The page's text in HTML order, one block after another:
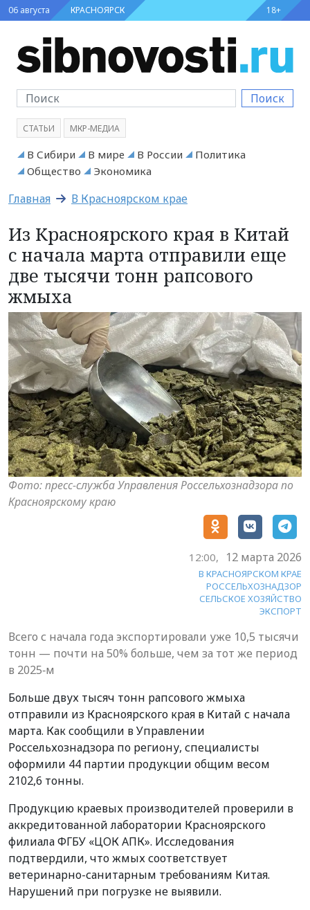
06 августа КРАСНОЯРСК 18+
Поиск
СТАТЬИ МКР-МЕДИА
В Сибири В мире В России
Политика
Общество
Экономика
Главная В Красноярском крае
Из Красноярского края в Китай
с начала марта отправили еще
две тысячи тонн рапсового
жмыха
Фото: пресс-служба Управления Россельхознадзора по
Красноярскому краю
12:00, 12 марта 2026
В КРАСНОЯРСКОМ КРАЕ
РОССЕЛЬХОЗНАДЗОР
СЕЛЬСКОЕ ХОЗЯЙСТВО
ЭКСПОРТ
Всего с начала года экспортировали уже 10,5 тысячи
тонн — почти на 50% больше, чем за тот же период
в 2025‑м
Больше двух тысяч тонн рапсового жмыха
отправили из Красноярского края в Китай с начала
марта. Как сообщили в Управлении
Россельхознадзора по региону, специалисты
оформили 44 партии продукции общим весом
2102,6 тонны.
Продукцию краевых производителей проверили в
аккредитованной лаборатории Красноярского
филиала ФГБУ «ЦОК АПК». Исследования
подтвердили, что жмых соответствует
ветеринарно-санитарным требованиям Китая.
Нарушений при погрузке не выявили.